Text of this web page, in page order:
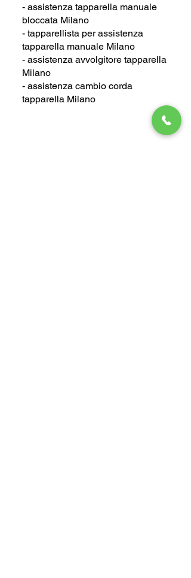
- assistenza tapparella manuale
bloccata Milano
- tapparellista per assistenza
tapparella manuale Milano
- assistenza avvolgitore tapparella
Milano
- assistenza cambio corda
tapparella Milano
Pronto Intervento Tapparelle